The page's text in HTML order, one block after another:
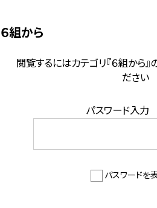
６組から
閲覧するにはカテゴリ『６組から』
ださい
パスワード入力
パスワードを